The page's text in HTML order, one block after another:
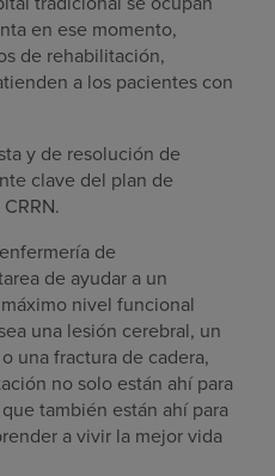
en ese momento,
de rehabilitación,
a los pacientes con
y de resolución de
clave del plan de
de
de ayudar a un
nivel funcional
una lesión cerebral, un
una fractura de cadera,
no solo están ahí para
también están ahí para
a vivir la mejor vida